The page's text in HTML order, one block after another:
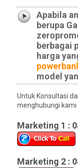
Apabila
berupa
berbagai
harga
model
Untuk Konsultasi
menghubungi kami
Marketing 1 :
Marketing 2 :